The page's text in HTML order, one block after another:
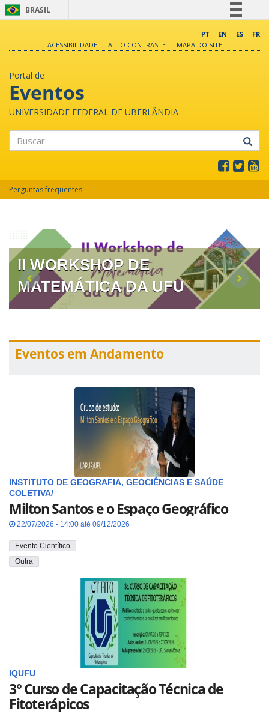
BRASIL
Comunica BR
PT EN ES
FR
ACESSIBILIDADE
ALTO CONTRASTE MAPA DO SITE
Portal de
Eventos
UNIVERSIDADE FEDERAL DE UBERLÂNDIA
Perguntas frequentes
II WORKSHOP DE
MATEMÁTICA DA UFU
Eventos em Andamento
INSTITUTO DE GEOGRAFIA, GEOCIÊNCIAS E SAÚDE
COLETIVA/
Milton Santos e o Espaço Geográfico
22/07/2026 - 14:00 até 09/12/2026
Evento Científico
Outra
IQUFU
3° Curso de Capacitação Técnica de
Fitoterápicos